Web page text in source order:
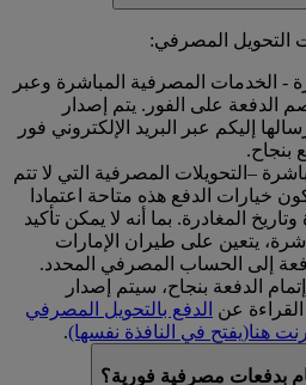
التحويل المصرفي:
- الخدمات المصرفية المباشرة وعبر
الدفعة على الفور. يتم إصدار
إليكم عبر البريد الإلكتروني فور
بنجاح.
–التحويلات المصرفية التي لا تتم
خيارات الدفع هذه متاحة اعتمادا
المغادرة. بما أنه لا يمكن تأكيد
يتعين على طيران الإمارات
إلى الحساب المصرفي المحدد.
الدفعة بنجاح، سيتم إصدار
القراءة عن الدفع بالتحويل المصرفي
هنا(يفتح في النافذة نفسها).
بدفعات مصرفية فورية؟